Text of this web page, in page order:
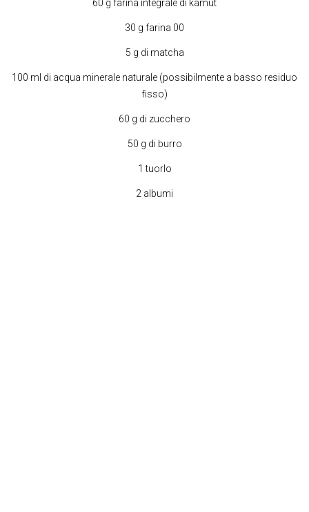
60 g farina integrale di kamut
30 g farina 00
5 g di matcha
100 ml di acqua minerale naturale (possibilmente a basso residuo
fisso)
60 g di zucchero
50 g di burro
1 tuorlo
2 albumi